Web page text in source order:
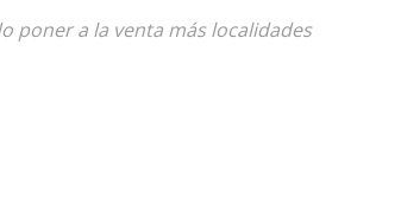
poner a la venta más localidades